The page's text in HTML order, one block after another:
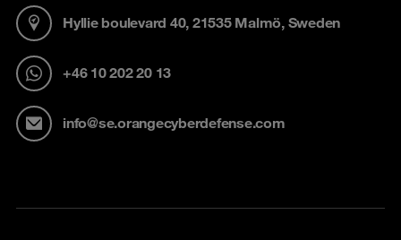
Hyllie boulevard 40, 21535 Malmö, Sweden
+46 10 202 20 13
info@se.orangecyberdefense.com